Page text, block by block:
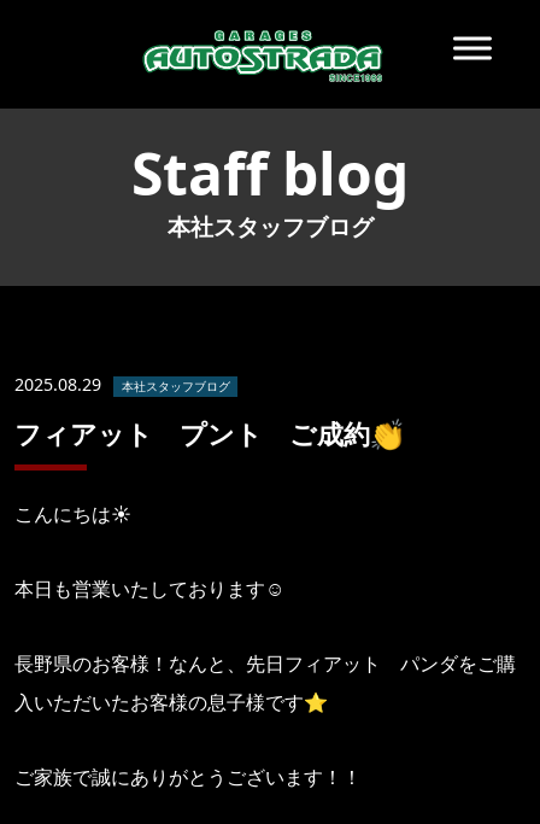
Staff blog
本社スタッフブログ
2025.08.29 本社スタッフブログ
フィアット プント ご成約👏
こんにちは☀
本日も営業いたしております☺
長野県のお客様！なんと、先日フィアット パンダをご購
入いただいたお客様の息子様です⭐
ご家族で誠にありがとうございます！！